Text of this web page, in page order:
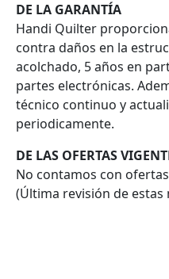
DE LA GARANTÍA
Handi Quilter
contra daños en la
acolchado, 5 años en
partes electrónicas.
técnico continuo y
periodicamente.
DE LAS OFERTAS
No contamos con
(Última revisión de estas